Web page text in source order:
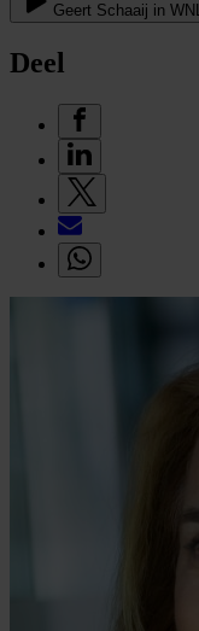
Geert Schaaij in
Deel